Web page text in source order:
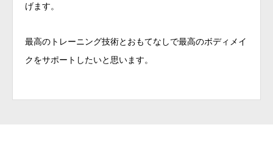
げます。
最高のトレーニング技術とおもてなしで最高のボディメイ
クをサポートしたいと思います。